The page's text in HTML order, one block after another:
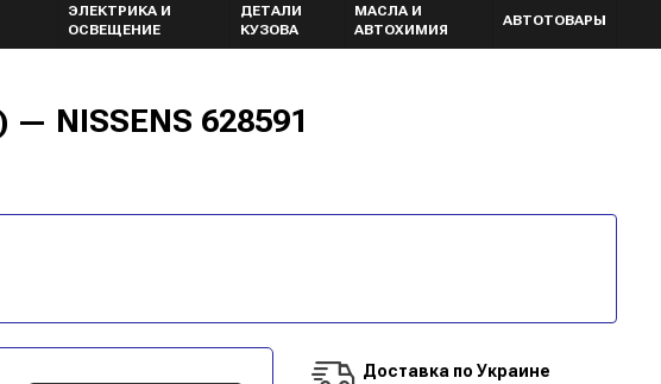
ЭЛЕКТРИКА И
ОСВЕЩЕНИЕ
ДЕТАЛИ
КУЗОВА
МАСЛА И
АВТОХИМИЯ
АВТОТОВАРЫ
— NISSENS 628591
Доставка по Украине